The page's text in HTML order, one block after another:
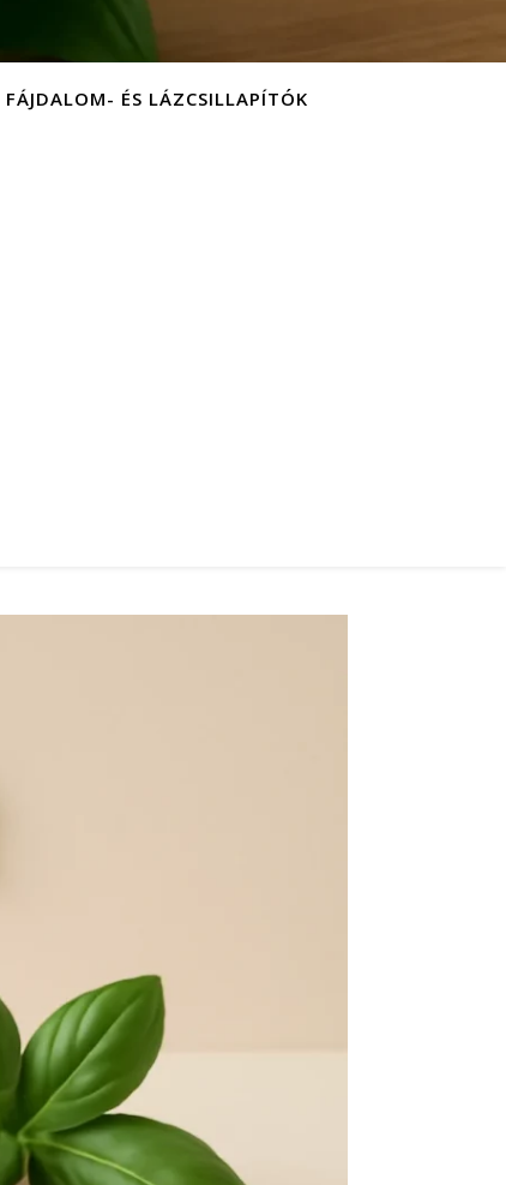
FÁJDALOM- ÉS LÁZCSILLAPÍTÓK